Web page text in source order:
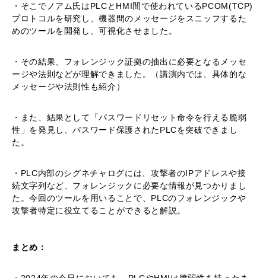
・そこでノアム氏はPLCとHMI間で使われているPCOM(TCP)
プロトコルを研究し、機器間のメッセージをスニッフするた
めのツールを開発し、可視化させました。
・その結果、フォレンジック証拠の抽出に必要となるメッセ
ージや法則などが理解できました。（講演内では、具体的な
メッセージや法則性も紹介）
・また、結果として「パスワードリセット命令を行える脆弱
性」を発見し、パスワード保護されたPLCを突破できまし
た。
・PLC内部のシグネチャログには、攻撃者のIPアドレスや接
続文字列など、フォレンジックに必要な情報が見つかりまし
た。今回のツールを用いることで、PLCのフォレンジックや
攻撃者特定に役立てることができると解説。
まとめ：